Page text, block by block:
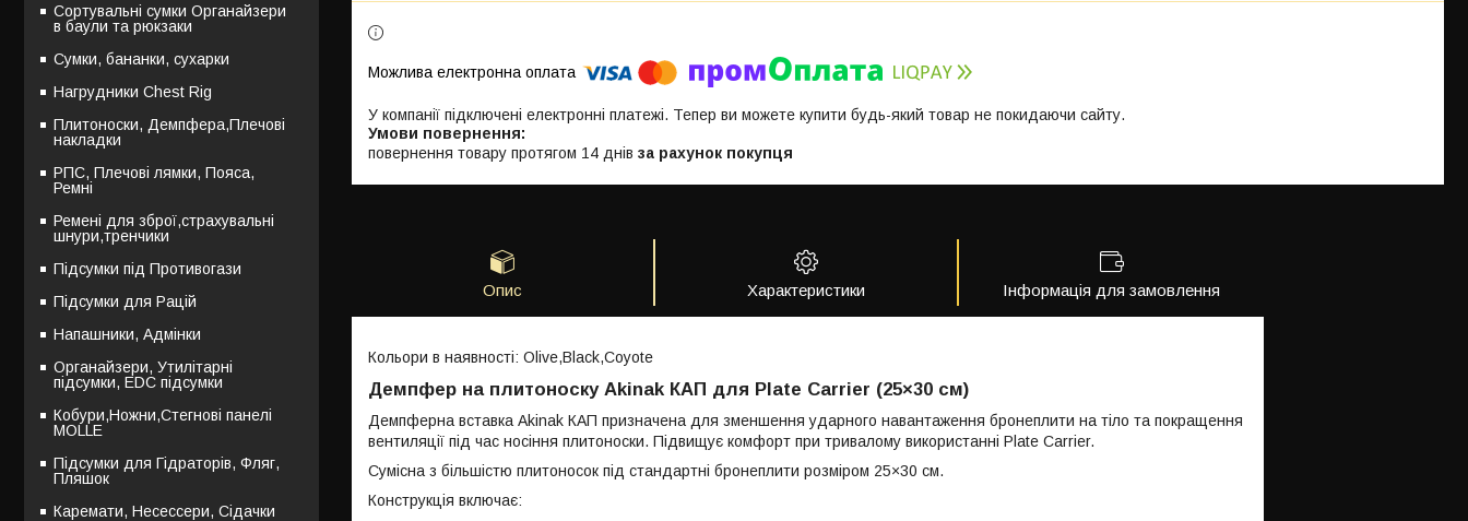
У компанії підключені електронні платежі. Тепер ви можете купити будь-який товар не покидаючи сайту.
повернення товару протягом 14 днів за рахунок покупця
Опис Характеристики Інформація для замовлення
Кольори в наявності: Olive,Black,Coyote
Демпфер на плитоноску Akinak КАП для Plate Carrier (25×30 см)
Демпферна вставка Akinak КАП призначена для зменшення ударного навантаження бронеплити на тіло та покращення
вентиляції під час носіння плитоноски. Підвищує комфорт при тривалому використанні Plate Carrier.
Сумісна з більшістю плитоносок під стандартні бронеплити розміром 25×30 см.
Конструкція включає:
Сортувальні сумки Органайзери
в баули та рюкзаки
Сумки, бананки, сухарки
Нагрудники Chest Rig
Плитоноски, Демпфера,Плечові
накладки
РПС, Плечові лямки, Пояса,
Ремні
Ремені для зброї,страхувальні
шнури,тренчики
Підсумки під Противогази
Підсумки для Рацій
Напашники, Адмінки
Органайзери, Утилітарні
підсумки, EDC підсумки
Кобури,Ножни,Стегнові панелі
MOLLE
Підсумки для Гідраторів, Фляг,
Пляшок
Каремати, Несессери, Сідачки